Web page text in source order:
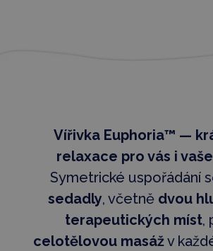
Vířivka Euphoria™ —
relaxace pro vás i
Symetrické uspořádání
sedadly, včetně dvou
terapeutických míst,
celotělovou masážv